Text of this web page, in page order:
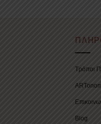
Τρόποι
Blog